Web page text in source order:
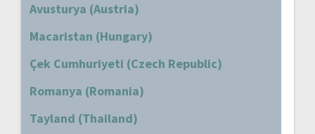
Avusturya (Austria)
Macaristan (Hungary)
Çek Cumhuriyeti (Czech Republic)
Romanya (Romania)
Tayland (Thailand)